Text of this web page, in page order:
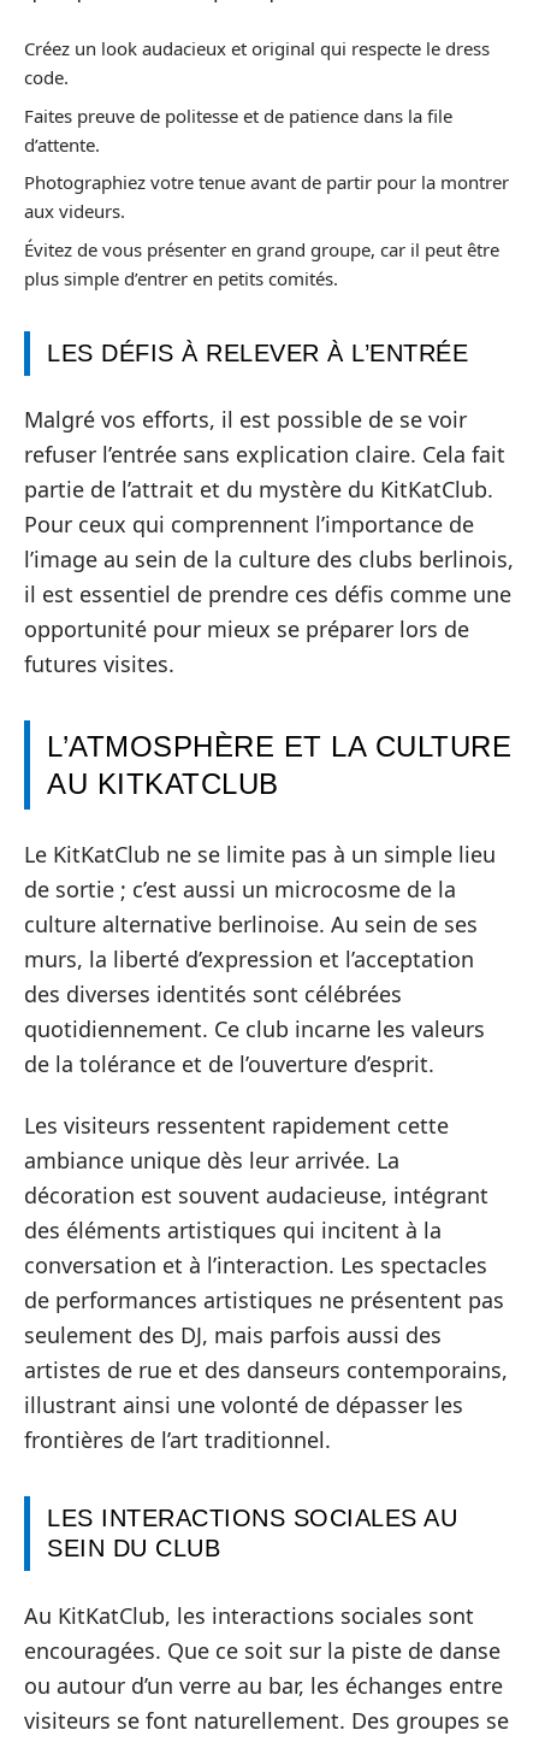
Créez un look audacieux et original qui respecte le dress
code.
Faites preuve de politesse et de patience dans la file
d’attente.
Photographiez votre tenue avant de partir pour la montrer
aux videurs.
Évitez de vous présenter en grand groupe, car il peut être
plus simple d’entrer en petits comités.
LES DÉFIS À RELEVER À L’ENTRÉE
Malgré vos efforts, il est possible de se voir
refuser l’entrée sans explication claire. Cela fait
partie de l’attrait et du mystère du KitKatClub.
Pour ceux qui comprennent l’importance de
l’image au sein de la culture des clubs berlinois,
il est essentiel de prendre ces défis comme une
opportunité pour mieux se préparer lors de
futures visites.
L’ATMOSPHÈRE ET LA CULTURE
AU KITKATCLUB
Le KitKatClub ne se limite pas à un simple lieu
de sortie ; c’est aussi un microcosme de la
culture alternative berlinoise. Au sein de ses
murs, la liberté d’expression et l’acceptation
des diverses identités sont célébrées
quotidiennement. Ce club incarne les valeurs
de la tolérance et de l’ouverture d’esprit.
Les visiteurs ressentent rapidement cette
ambiance unique dès leur arrivée. La
décoration est souvent audacieuse, intégrant
des éléments artistiques qui incitent à la
conversation et à l’interaction. Les spectacles
de performances artistiques ne présentent pas
seulement des DJ, mais parfois aussi des
artistes de rue et des danseurs contemporains,
illustrant ainsi une volonté de dépasser les
frontières de l’art traditionnel.
LES INTERACTIONS SOCIALES AU
SEIN DU CLUB
Au KitKatClub, les interactions sociales sont
encouragées. Que ce soit sur la piste de danse
ou autour d’un verre au bar, les échanges entre
visiteurs se font naturellement. Des groupes se